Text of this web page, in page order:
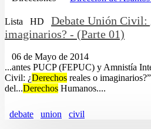
Lista HD Debate Unión Civil:
imaginarios? - (Parte 01)
06 de Mayo de 2014
...antes PUCP (FEPUC) y Amnistía
Civil: ¿Derechos reales o
del...Derechos Humanos....
debate union civil